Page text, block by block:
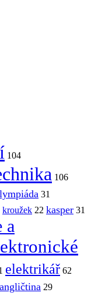
104
106
31
kroužek 22 kasper 31
a
elektrikář 62
angličtina 29